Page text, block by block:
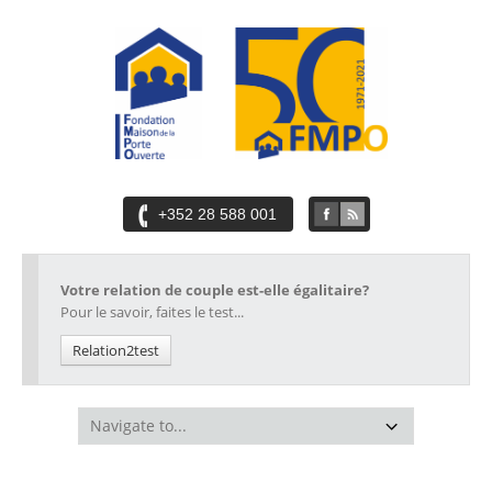
+352 28 588 001
Votre relation de couple est-elle égalitaire?
Pour le savoir, faites le test...
Relation2test